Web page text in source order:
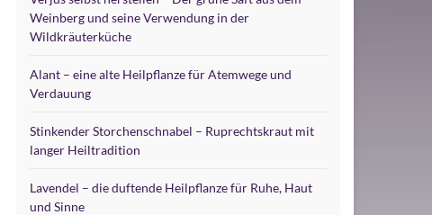
Weinberg und seine Verwendung in der
Wildkräuterküche
Alant – eine alte Heilpflanze für Atemwege und
Verdauung
Stinkender Storchenschnabel – Ruprechtskraut mit
langer Heiltradition
Lavendel – die duftende Heilpflanze für Ruhe, Haut
und Sinne